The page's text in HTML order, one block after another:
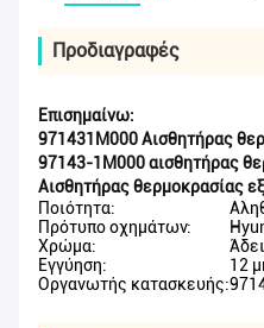
Προδιαγραφές
Επισημαίνω:
971431M000 Αισθητήρας
97143-1M000 αισθητήρας
Αισθητήρας θερμοκρασίας
Ποιότητα:
Πρότυπο οχημάτων:
Χρώμα:
Εγγύηση:
12
Οργανωτής κατασκευής: